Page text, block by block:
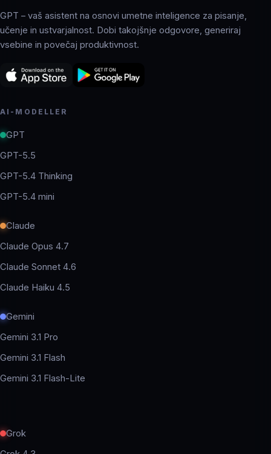
GPT – vaš asistent na osnovi umetne inteligence za pisanje,
učenje in ustvarjalnost. Dobi takojšnje odgovore, generiraj
vsebine in povečaj produktivnost.
AI-MODELLER
GPT
GPT-5.5
GPT-5.4 Thinking
GPT-5.4 mini
Claude
Claude Opus 4.7
Claude Sonnet 4.6
Claude Haiku 4.5
Gemini
Gemini 3.1 Pro
Gemini 3.1 Flash
Gemini 3.1 Flash-Lite
Grok